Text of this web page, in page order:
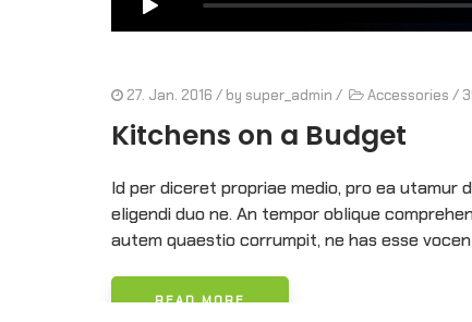
27. Jan. 2016 / by super_admin / Accessories /
Kitchens on a Budget
Id per diceret propriae medio, pro ea utamur
eligendi duo ne. An tempor oblique
autem quaestio corrumpit, ne has esse
READ MORE